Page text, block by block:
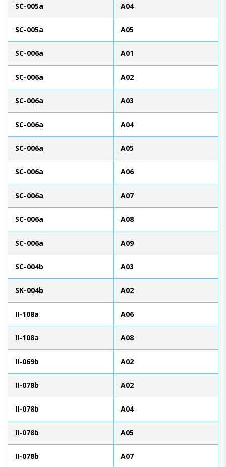
SC-005a A04
SC-005a A05
SC-006a A01
SC-006a A02
SC-006a A03
SC-006a A04
SC-006a A05
SC-006a A06
SC-006a A07
SC-006a A08
SC-006a A09
SC-004b A03
SK-004b A02
II-108a A06
II-108a A08
II-069b A02
II-078b A02
II-078b A04
II-078b A05
II-078b A07